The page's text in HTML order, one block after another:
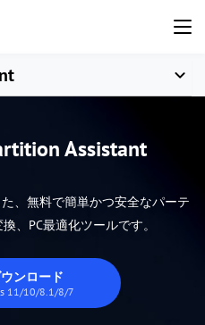
Assistant
、無料で簡単かつ安全なパーテ
、PC最適化ツールです。
ンロード
11/10/8.1/8/7